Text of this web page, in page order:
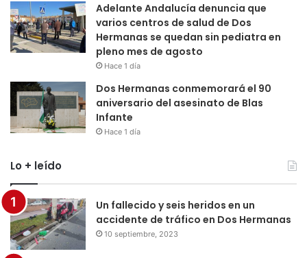
Adelante Andalucía denuncia que
varios centros de salud de Dos
Hermanas se quedan sin pediatra en
pleno mes de agosto
Hace 1 día
Dos Hermanas conmemorará el 90
aniversario del asesinato de Blas
Infante
Hace 1 día
Lo + leído
Un fallecido y seis heridos en un
accidente de tráfico en Dos Hermanas
10 septiembre, 2023